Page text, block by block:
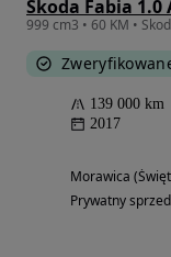
Skoda Fabia
999 cm3 • 60 KM •
139 000 km
2017
Morawica
Prywatny